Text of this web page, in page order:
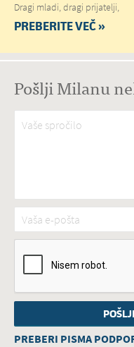
Dragi mladi, dragi prijatelji,
PREBERITE VEČ »
Pošlji Milanu
Vaše spročilo*
Vaša e-pošta*
PREBERI PISMA